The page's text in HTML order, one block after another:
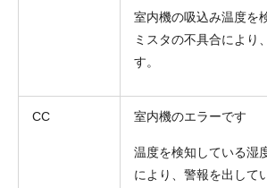
室内機の吸込み温度を
ミスタの不具合により
す。
CC 室内機のエラーです
温度を検知している湿
により、警報を出して
お問合せ内容 工事お見積
機器お見
ご相談